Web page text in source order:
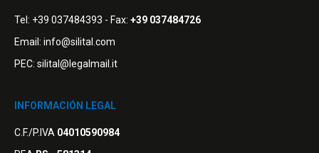
Tel: +39 037484393 - Fax: +39 037484726
Email: info@silital.com
PEC: silital@legalmail.it
INFORMACIÓN LEGAL
C.F./P.IVA 04010590984